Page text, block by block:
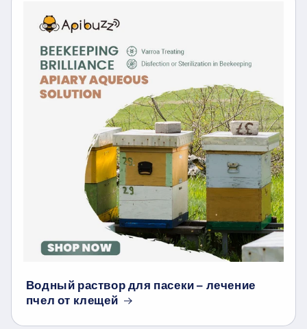
Водный раствор для пасеки – лечение
пчел от клещей